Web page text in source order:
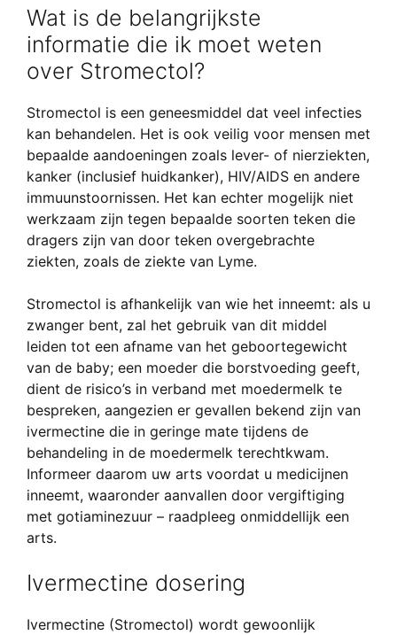
Wat is de belangrijkste
informatie die ik moet weten
over Stromectol?
Stromectol is een geneesmiddel dat veel infecties
kan behandelen. Het is ook veilig voor mensen met
bepaalde aandoeningen zoals lever- of nierziekten,
kanker (inclusief huidkanker), HIV/AIDS en andere
immuunstoornissen. Het kan echter mogelijk niet
werkzaam zijn tegen bepaalde soorten teken die
dragers zijn van door teken overgebrachte
ziekten, zoals de ziekte van Lyme.
Stromectol is afhankelijk van wie het inneemt: als u
zwanger bent, zal het gebruik van dit middel
leiden tot een afname van het geboortegewicht
van de baby; een moeder die borstvoeding geeft,
dient de risico’s in verband met moedermelk te
bespreken, aangezien er gevallen bekend zijn van
ivermectine die in geringe mate tijdens de
behandeling in de moedermelk terechtkwam.
Informeer daarom uw arts voordat u medicijnen
inneemt, waaronder aanvallen door vergiftiging
met gotiaminezuur – raadpleeg onmiddellijk een
arts.
Ivermectine dosering
Ivermectine (Stromectol) wordt gewoonlijk